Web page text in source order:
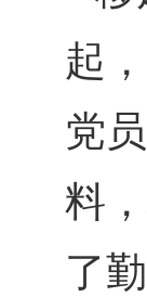
起
党
料
了